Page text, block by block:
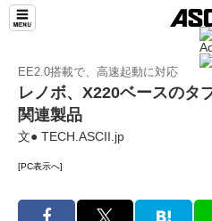
EE2.0搭載で、高速起動に対応
レノボ、X220ベースのタ
関連製品
文● TECH.ASCII.jp
[PC表示へ]